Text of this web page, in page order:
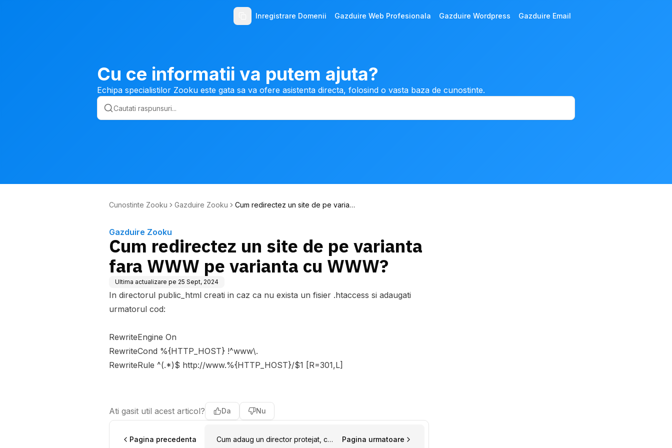
Inregistrare Domenii Gazduire Web Profesionala Gazduire Wordpress Gazduire Email
Cu ce informatii va putem ajuta?
Echipa specialistilor Zooku este gata sa va ofere asistenta directa, folosind o vasta baza de cunostinte.
Cunostinte Zooku Gazduire Zooku
Cum redirectez un site de pe varian
Gazduire Zooku
Cum redirectez un site de pe varianta
fara WWW pe varianta cu WWW?
Ultima actualizare pe 25 Sept, 2024
In directorul public_html creati in caz ca nu exista un fisier .htaccess si adaugati
urmatorul cod:
RewriteEngine On
RewriteCond %{HTTP_HOST} !^www\.
RewriteRule ^(.*)$ http://www.%{HTTP_HOST}/$1 [R=301,L]
Ati gasit util acest articol? Da Nu
Pagina precedenta
Cum adaug un director protejat, cu
Pagina urmatoare